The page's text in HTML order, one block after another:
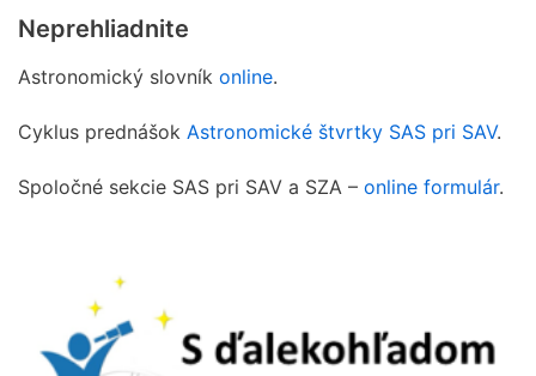
Neprehliadnite
Astronomický slovník online.
Cyklus prednášok Astronomické štvrtky SAS pri SAV.
Spoločné sekcie SAS pri SAV a SZA – online formulár.